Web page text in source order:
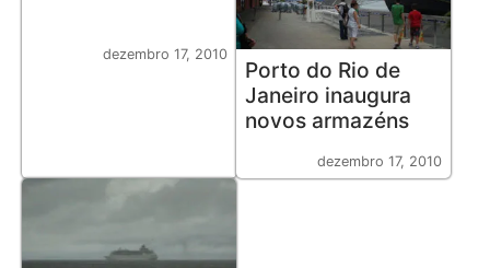
dezembro 17, 2010
Porto do Rio de
Janeiro inaugura
novos armazéns
dezembro 17, 2010